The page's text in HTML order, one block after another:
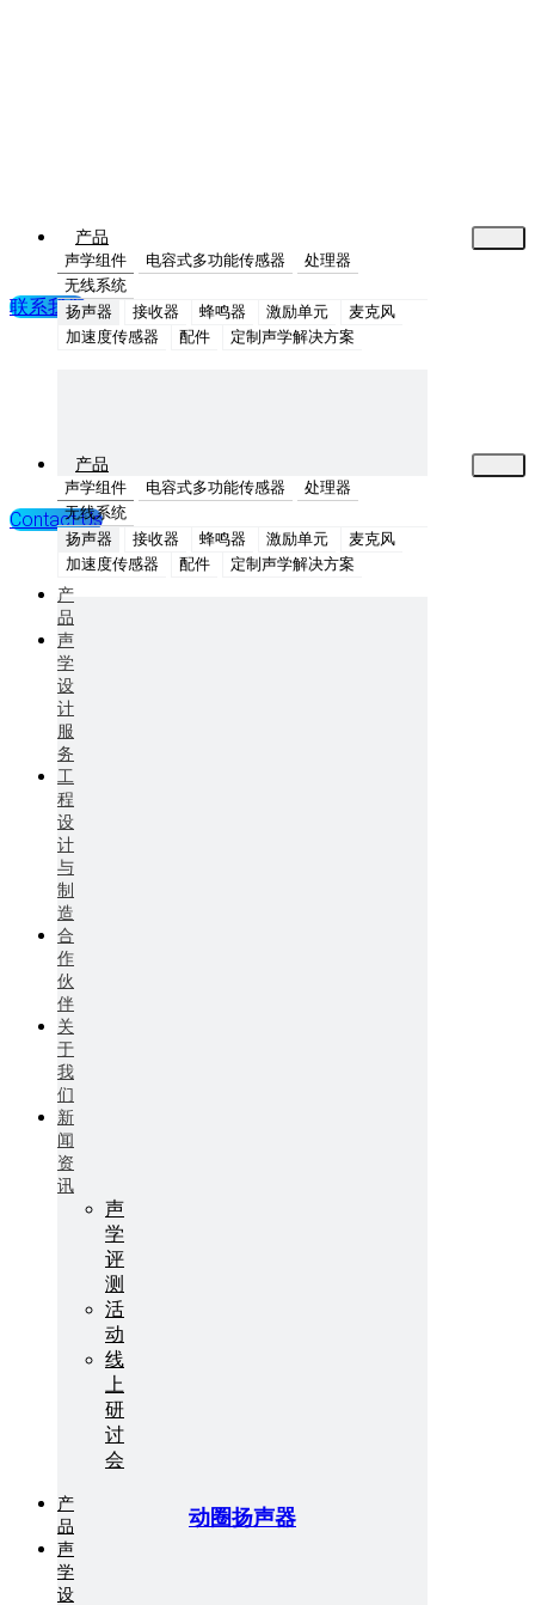
产品
声学组件 电容式多功能传感器
处理器
无线系统
扬声器
接收器 蜂鸣器 激励单元
麦克风
加速度传感器
配件 定制声学解决方案
动圈扬声器
联系我们
产品
声学组件 电容式多功能传感器
处理器
无线系统
扬声器
接收器 蜂鸣器 激励单元
麦克风
加速度传感器
配件 定制声学解决方案
Contact Us
产
品
声
学
设
计
服
务
工
程
设
计
与
制
造
合
作
伙
伴
关
于
我
们
新
闻
资
讯
声
学
评
测
活
动
线
上
研
讨
会
产
品
声
学
设